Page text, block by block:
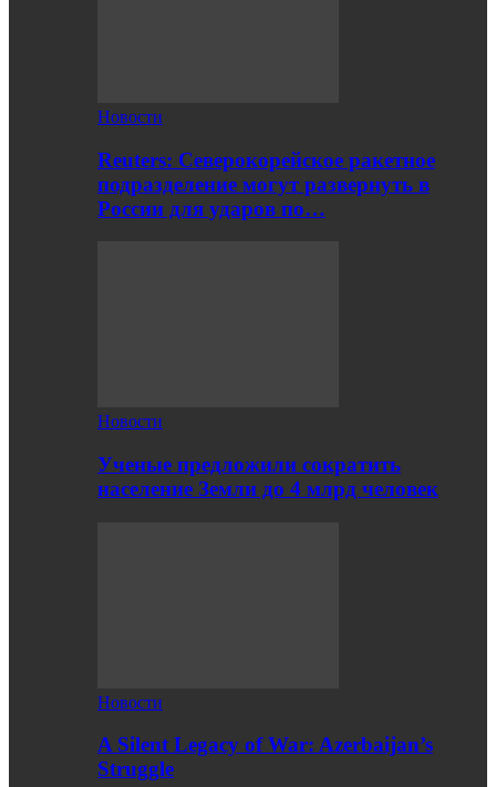
Новости
Reuters: Северокорейское ракетное
подразделение могут развернуть в
России для ударов по…
Новости
Ученые предложили сократить
население Земли до 4 млрд человек
Новости
A Silent Legacy of War: Azerbaijan’s
Struggle